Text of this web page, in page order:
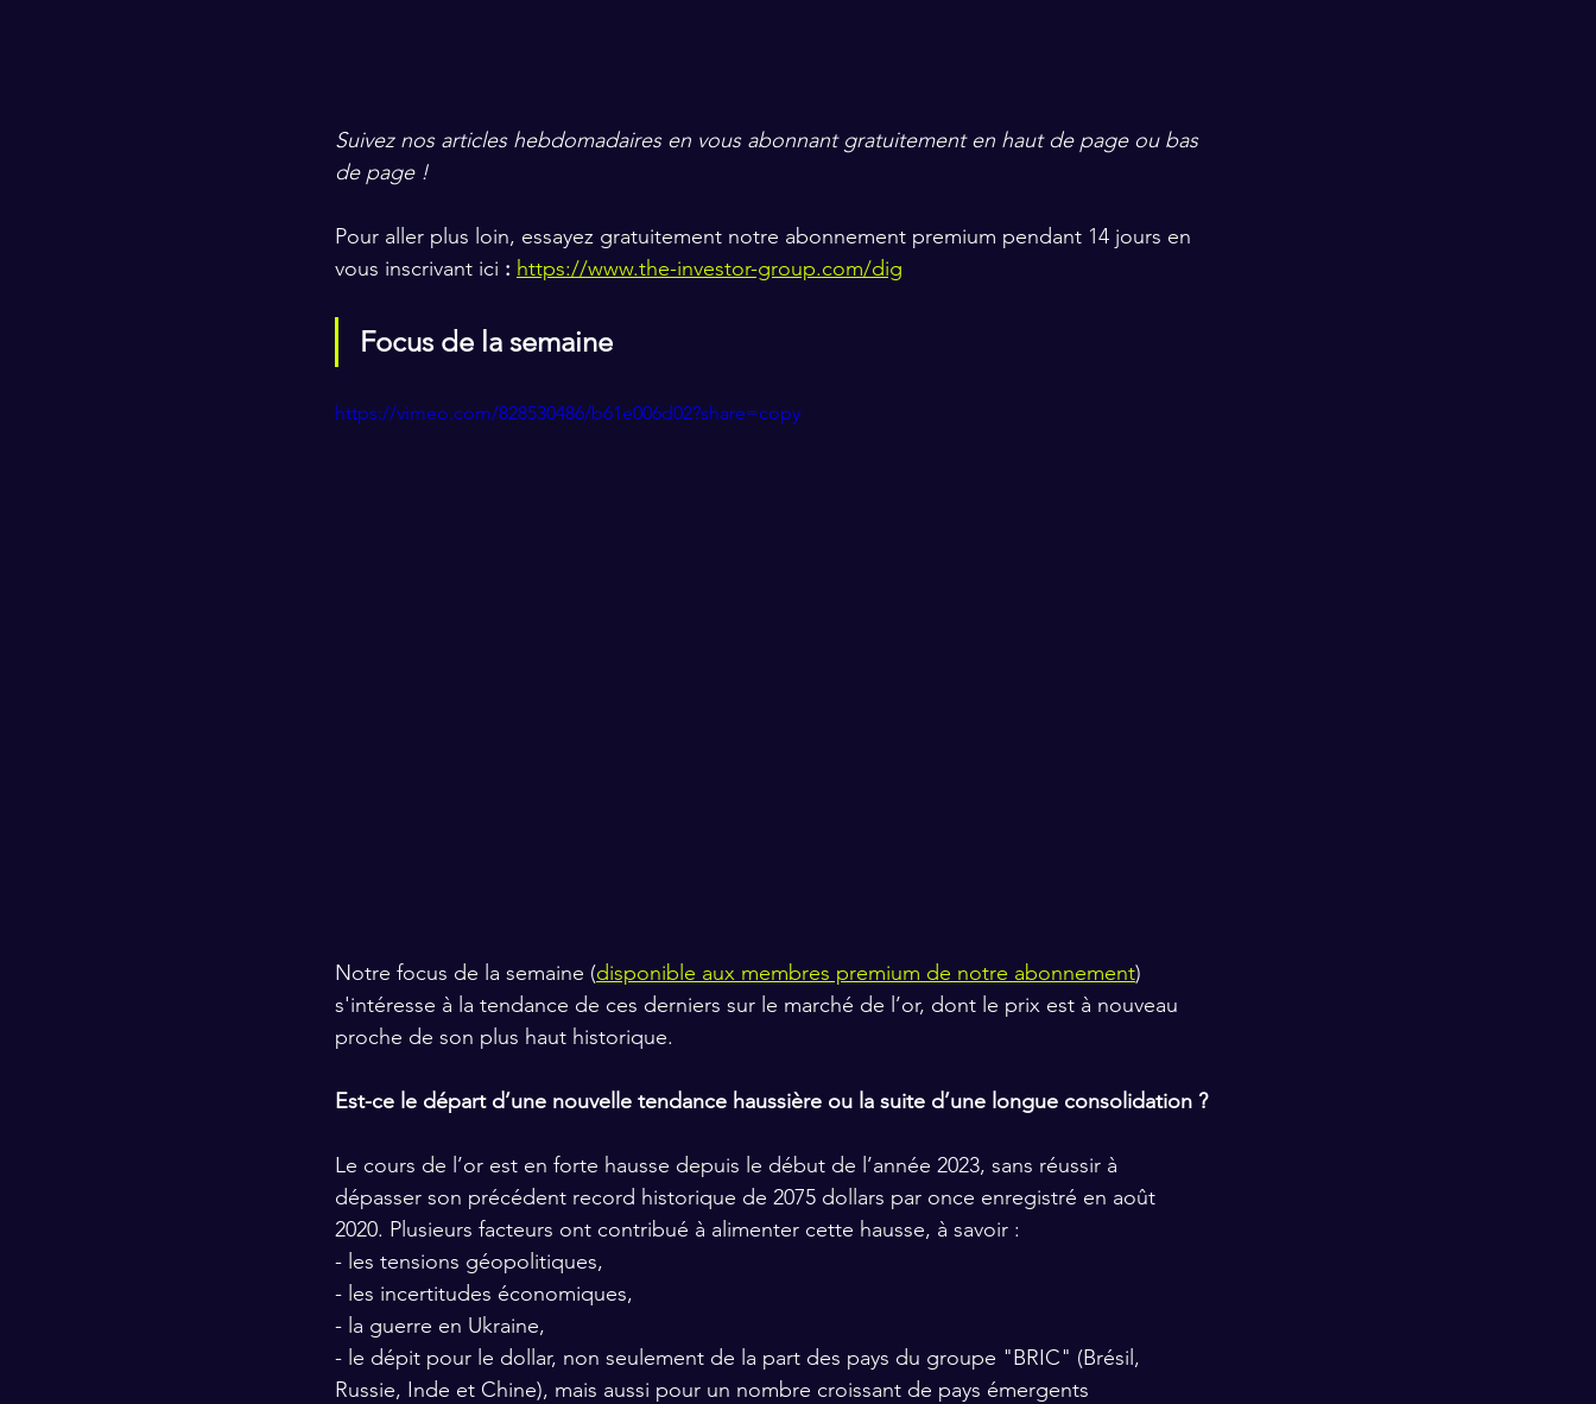
Suivez nos articles hebdomadaires en vous abonnant gratuitement en haut de page ou bas
de page !
Pour aller plus loin, essayez gratuitement notre abonnement premium pendant 14 jours en
vous inscrivant ici : https://www.the-investor-group.com/dig
Focus de la semaine
https://vimeo.com/828530486/b61e006d02?share=copy
Notre focus de la semaine (disponible aux membres premium de notre abonnement)
s'intéresse à la tendance de ces derniers sur le marché de l’or, dont le prix est à nouveau
proche de son plus haut historique.
Est-ce le départ d’une nouvelle tendance haussière ou la suite d’une longue consolidation ?
Le cours de l’or est en forte hausse depuis le début de l’année 2023, sans réussir à
dépasser son précédent record historique de 2075 dollars par once enregistré en août
2020. Plusieurs facteurs ont contribué à alimenter cette hausse, à savoir :
- les tensions géopolitiques,
- les incertitudes économiques,
- la guerre en Ukraine,
- le dépit pour le dollar, non seulement de la part des pays du groupe "BRIC" (Brésil,
Russie, Inde et Chine), mais aussi pour un nombre croissant de pays émergents